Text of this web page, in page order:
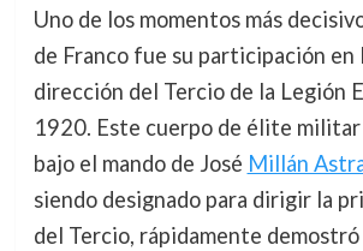
Uno de los momentos más
de Franco fue su participación en
dirección del Tercio de la Legión
1920. Este cuerpo de élite
bajo el mando de José Millán
siendo designado para dirigir la
del Tercio, rápidamente